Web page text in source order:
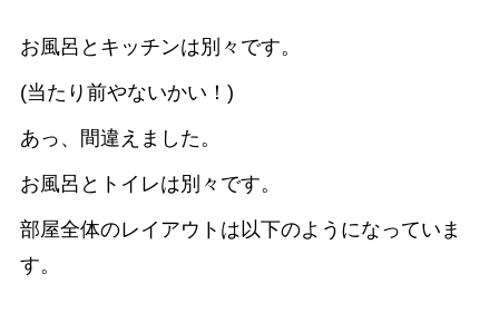
お風呂とキッチンは別々です。
(当たり前やないかい！)
あっ、間違えました。
お風呂とトイレは別々です。
部屋全体のレイアウトは以下のようになっていま
す。